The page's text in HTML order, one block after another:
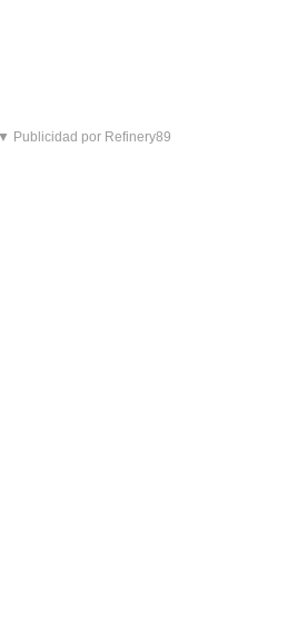
▼ Publicidad por Refinery89